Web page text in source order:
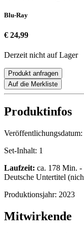
Blu-Ray
€ 24,99
Derzeit nicht auf Lager
Produkt anfragen
Auf die Merkliste
Produktinfos
Veröffentlichungsdatum:
Set-Inhalt: 1
Laufzeit: ca. 178 Min. -
Deutsche Untertitel
Produktionsjahr: 2023
Mitwirkende